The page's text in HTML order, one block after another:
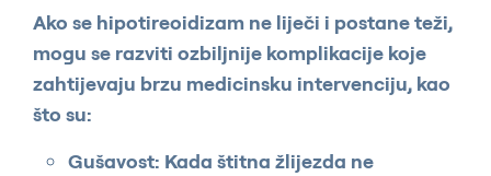
Ako se hipotireoidizam ne liječi i postane teži,
mogu se razviti ozbiljnije komplikacije koje
zahtijevaju brzu medicinsku intervenciju, kao
što su:
Gušavost: Kada štitna žlijezda ne